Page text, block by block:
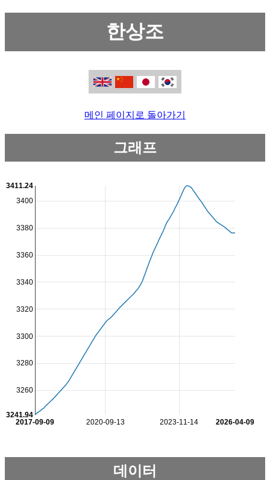
한상조
메인 페이지로 돌아가기
그래프
2020-09-13 2023-11-14
2017-09-09 2026-04-09
3260
3280
3300
3320
3340
3360
3380
3400
3241.94
3411.24
데이터